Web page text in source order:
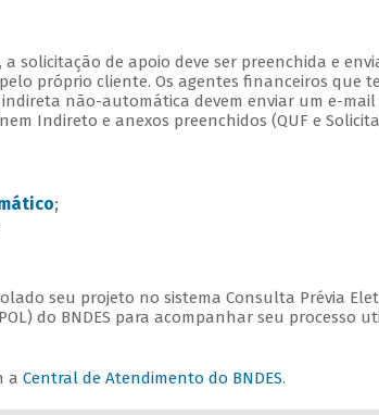
solicitação de apoio deve ser preenchida e
próprio cliente. Os agentes financeiros que
não-automática devem enviar um e-mail
Indireto e anexos preenchidos (QUF e
;
seu projeto no sistema Consulta Prévia
do BNDES para acompanhar seu processo
a Central de Atendimento do BNDES.